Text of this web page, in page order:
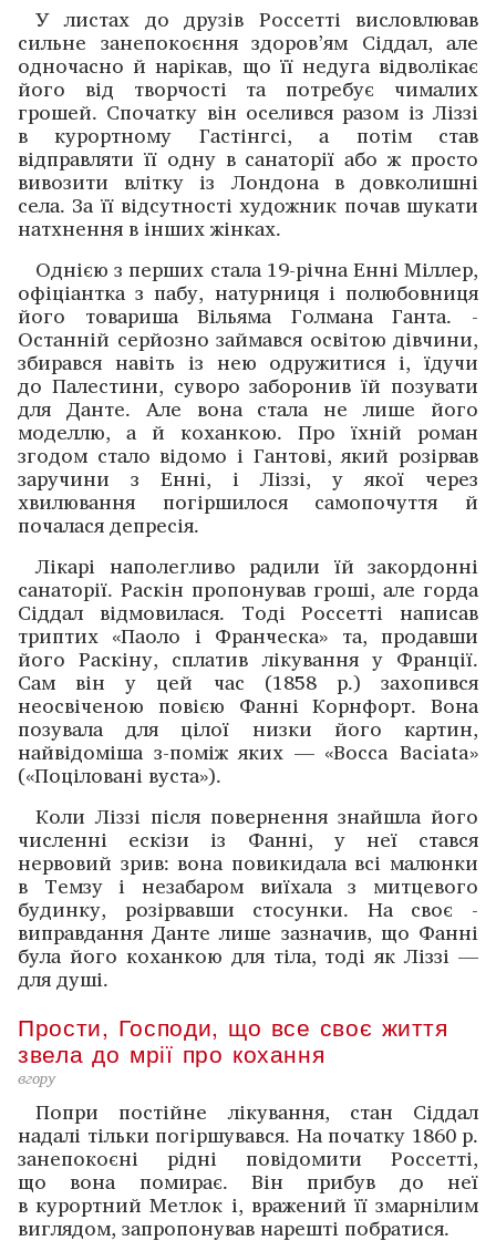
У листах до друзів Россетті висловлював
сильне занепокоєння здоров’ям Сіддал, але
одночасно й нарікав, що її недуга відволікає
його від творчості та потребує ­чималих
грошей. Спочатку він оселився разом із Ліззі
в курортному Гастінгсі, а потім став
відправляти її одну в санаторії або ж просто
вивозити влітку із Лондона в довколишні
села. За її відсутності художник почав ­шукати
натхнення в інших жінках.
Однією з перших стала 19-річна Енні Міллер,
офіціантка з пабу, натурниця і полюбовниця
його товариша Вільяма Голмана Ганта. ­
Останній серйозно займався освітою дівчини,
збирався навіть із нею одружитися і, їдучи
до Палестини, суворо заборонив їй позувати
для Данте. Але вона стала не лише його
моделлю, а й коханкою. Про їхній роман
згодом ­стало відомо і Гантові, який розірвав
заручини з Енні, і Ліззі, у якої через
хвилювання погіршилося ­самопочуття й
почалася депресія.
Лікарі наполегливо радили їй закордонні
санаторії. ­Раскін пропонував гроші, але горда
Сіддал відмовилася. Тоді Россетті написав
триптих «Паоло і Франческа» та, продавши
його Раскіну, сплатив лікування у Франції.
Сам він у цей час (1858 р.) захопився
неосвіченою повією Фанні Корнфорт. Вона
позувала для цілої низки його картин,
найвідоміша з-поміж яких — «Bocca Baciata»
(«Поціловані вуста»).
Коли Ліззі після повернення знайшла його
численні ескізи із Фанні, у неї стався
нервовий зрив: вона повикидала всі малюнки
в Темзу і незабаром виїхала з митцевого
будинку, розірвавши стосунки. На своє ­
виправдання Данте лише зазначив, що Фанні
була його коханкою для тіла, тоді як Ліззі —
для душі.
Прости, Господи, що все своє життя
звела до мрії про кохання
вгору
Попри постійне лікування, стан Сіддал
надалі тільки погіршувався. На початку 1860 р.
занепокоєні рідні повідомити Россетті,
що вона помирає. Він прибув до неї
в курортний Метлок і, вражений її змарнілим
виглядом, запропонував нарешті побратися.